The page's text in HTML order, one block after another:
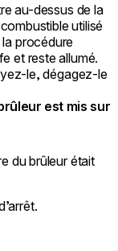
au-dessus de la
utilisé
procédure
et reste allumé.
le, dégagez-le
est mis sur
du brûleur était